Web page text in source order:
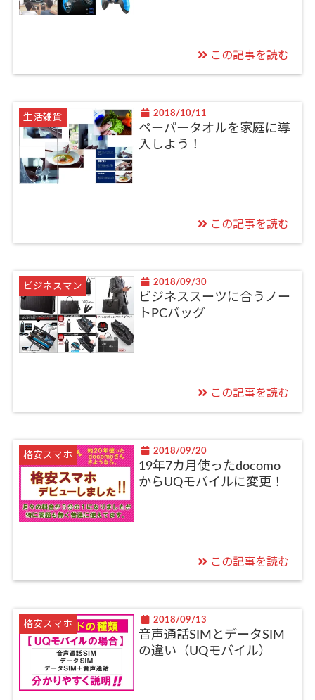
この記事を読む
生活雑貨 2018/10/11
ペーパータオルを家庭に導
入しよう！
この記事を読む
ビジネスマン 2018/09/30
ビジネススーツに合うノー
トPCバッグ
この記事を読む
格安スマホ 2018/09/20
19年7カ月使ったdocomo
からUQモバイルに変更！
この記事を読む
格安スマホ 2018/09/13
音声通話SIMとデータSIM
の違い（UQモバイル）